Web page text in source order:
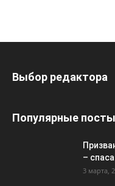
Выбор редактора
Популярные посты
–
3 марта,